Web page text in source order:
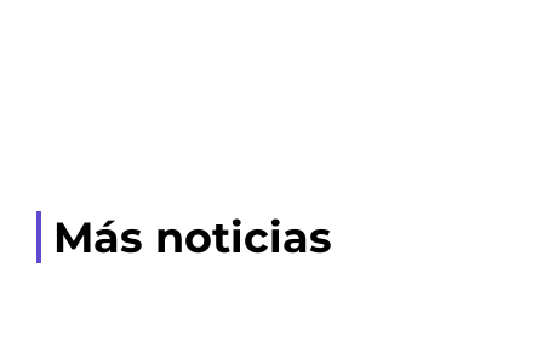
Más noticias